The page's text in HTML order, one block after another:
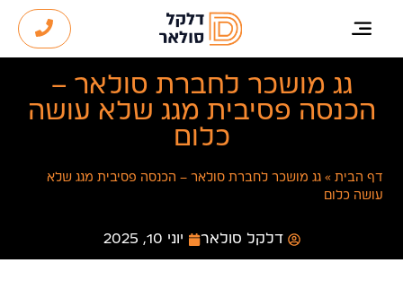
גג מושכר לחברת סולאר –
הכנסה פסיבית מגג שלא עושה
כלום
דף הבית »גג מושכר לחברת סולאר – הכנסה פסיבית מגג שלא
עושה כלום
דלקל סולאר יוני 10, 2025